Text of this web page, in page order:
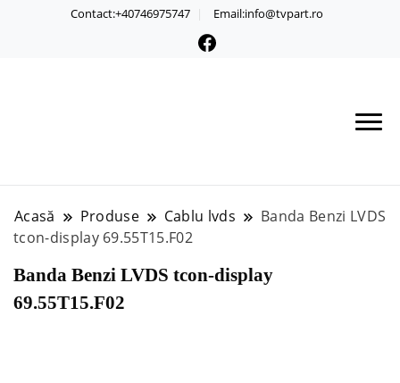
Contact:+40746975747 Email:info@tvpart.ro
Acasă Produse Cablu lvds
Banda Benzi LVDS
tcon-display 69.55T15.F02
Banda Benzi LVDS tcon-display
69.55T15.F02